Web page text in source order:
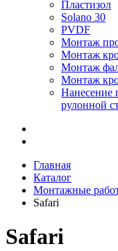
Пластизол
Solano 30
PVDF
Монтаж
Монтаж
Монтаж
Монтаж
Нанесение
рулонной
Главная
Каталог
Монтажные
Safari
Safari